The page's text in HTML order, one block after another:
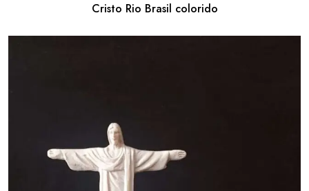
Cristo Rio Brasil colorido